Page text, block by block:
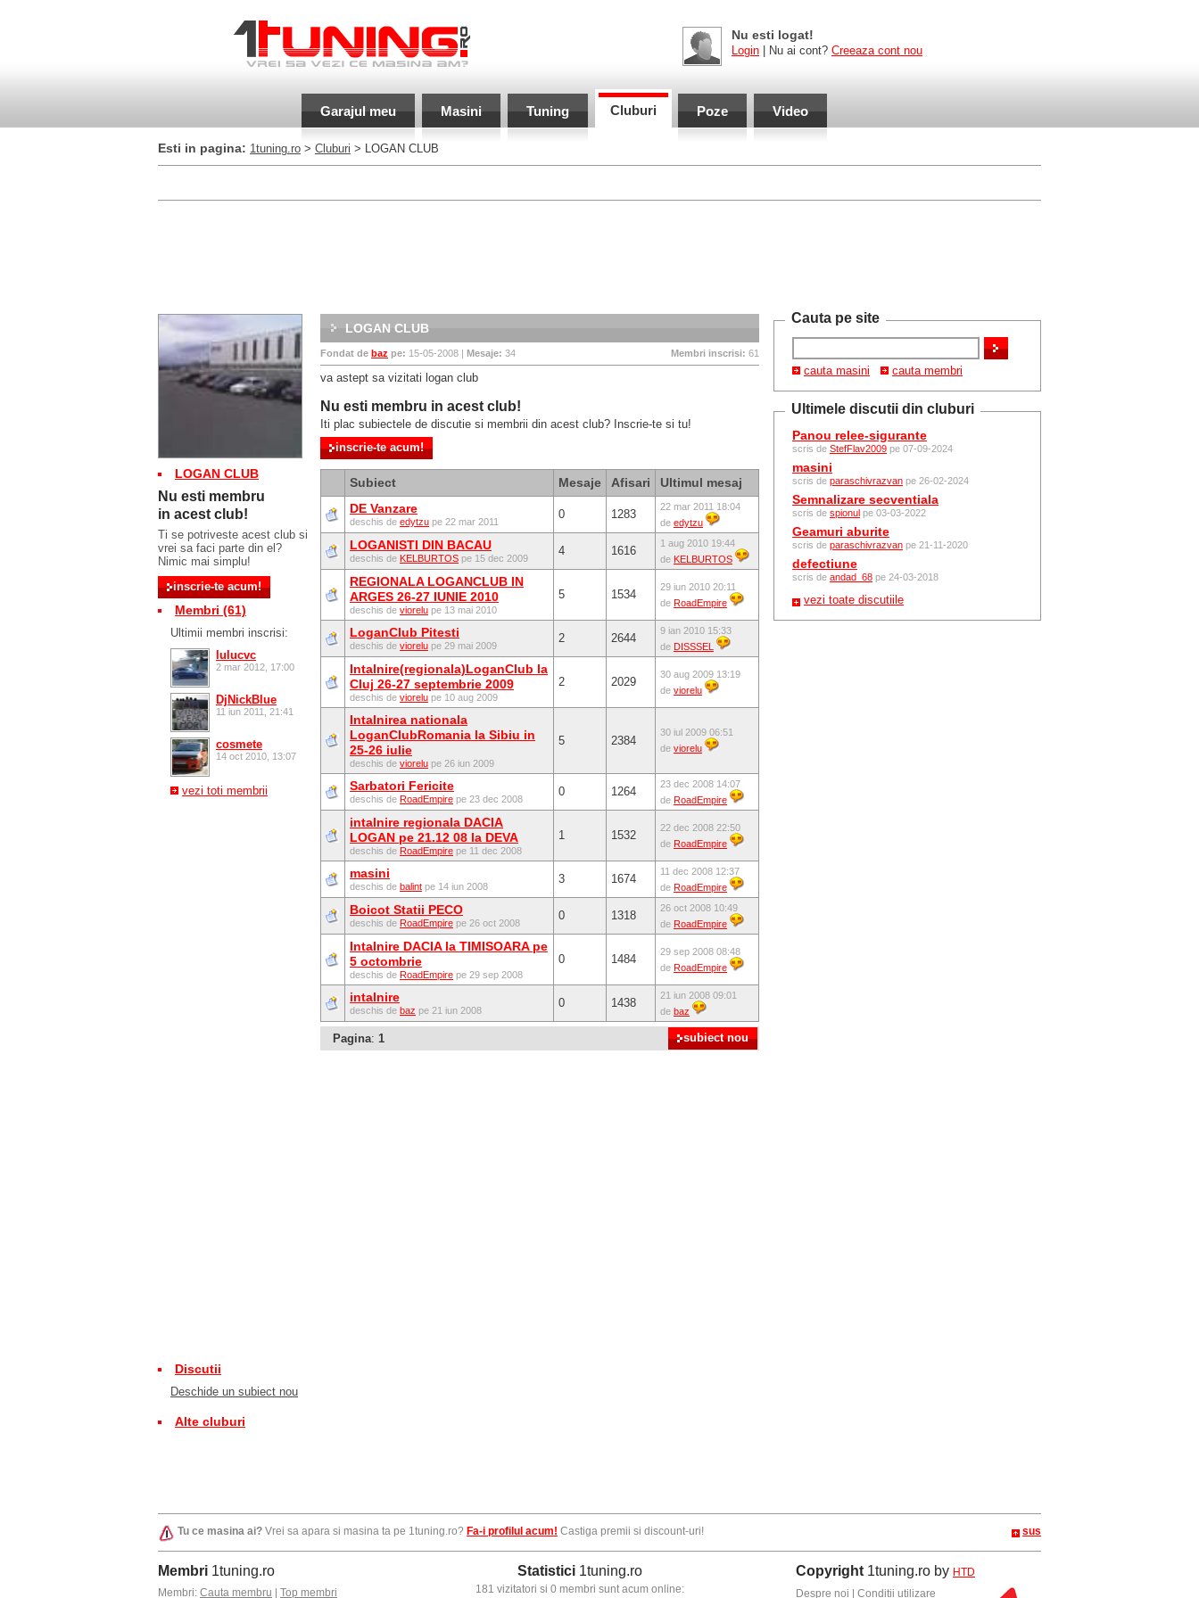
Nu esti logat!
Login | Nu ai cont? Creeaza cont nou
Garajul meu Masini Tuning Cluburi Poze Video
Esti in pagina: 1tuning.ro > Cluburi > LOGAN CLUB
Cauta pe site
cauta masini cauta membri
Ultimele discutii din cluburi
Panou relee-sigurante
scris de StefFlav2009 pe 07-09-2024
masini
scris de paraschivrazvan pe 26-02-2024
Semnalizare secventiala
scris de spionul pe 03-03-2022
Geamuri aburite
scris de paraschivrazvan pe 21-11-2020
defectiune
scris de andad_68 pe 24-03-2018
vezi toate discutiile
LOGAN CLUB
Nu esti membru
in acest club!
Ti se potriveste acest club si
vrei sa faci parte din el?
Nimic mai simplu!
Membri (61)
Ultimii membri inscrisi:
lulucvc
2 mar 2012, 17:00
DjNickBlue
11 iun 2011, 21:41
cosmete
14 oct 2010, 13:07
vezi toti membrii
Discutii
Deschide un subiect nou
Alte cluburi
LOGAN CLUB
Fondat de baz pe: 15-05-2008 | Mesaje: 34 Membri inscrisi: 61
va astept sa vizitati logan club
Nu esti membru in acest club!
Iti plac subiectele de discutie si membrii din acest club? Inscrie-te si tu!
Subiect Mesaje Afisari
Ultimul mesaj
DE Vanzare
deschis de edytzu pe 22 mar 2011
0 1283
22 mar 2011 18:04
de edytzu
LOGANISTI DIN BACAU
deschis de KELBURTOS pe 15 dec 2009
4 1616
1 aug 2010 19:44
de KELBURTOS
REGIONALA LOGANCLUB IN
ARGES 26-27 IUNIE 2010
deschis de viorelu pe 13 mai 2010
5 1534
29 iun 2010 20:11
de RoadEmpire
LoganClub Pitesti
deschis de viorelu pe 29 mai 2009
2 2644
9 ian 2010 15:33
de DISSSEL
Intalnire(regionala)LoganClub la
Cluj 26-27 septembrie 2009
deschis de viorelu pe 10 aug 2009
2 2029
30 aug 2009 13:19
de viorelu
Intalnirea nationala
LoganClubRomania la Sibiu in
25-26 iulie
deschis de viorelu pe 26 iun 2009
5 2384
30 iul 2009 06:51
de viorelu
Sarbatori Fericite
deschis de RoadEmpire pe 23 dec 2008
0 1264
23 dec 2008 14:07
de RoadEmpire
intalnire regionala DACIA
LOGAN pe 21.12 08 la DEVA
deschis de RoadEmpire pe 11 dec 2008
1 1532
22 dec 2008 22:50
de RoadEmpire
masini
deschis de balint pe 14 iun 2008
3 1674
11 dec 2008 12:37
de RoadEmpire
Boicot Statii PECO
deschis de RoadEmpire pe 26 oct 2008
0 1318
26 oct 2008 10:49
de RoadEmpire
Intalnire DACIA la TIMISOARA pe
5 octombrie
deschis de RoadEmpire pe 29 sep 2008
0 1484
29 sep 2008 08:48
de RoadEmpire
intalnire
deschis de baz pe 21 iun 2008
0 1438
21 iun 2008 09:01
de baz
Pagina: 1
Tu ce masina ai? Vrei sa apara si masina ta pe 1tuning.ro? Fa-i profilul acum! Castiga premii si discount-uri! sus
Membri 1tuning.ro
Membri: Cauta membru Top membri
Statistici 1tuning.ro
181 vizitatori si 0 membri sunt acum online:
Copyright 1tuning.ro by HTD
Despre noi
Conditii utilizare